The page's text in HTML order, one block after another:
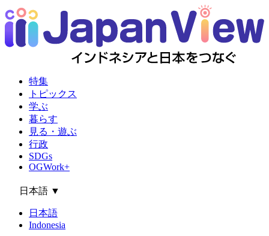
特集
トピックス
学ぶ
暮らす
見る・遊ぶ
行政
SDGs
OGWork+
日本語 ▼
日本語
Indonesia